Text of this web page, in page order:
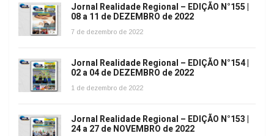
Jornal Realidade Regional – EDIÇÃO N°155 |
08 a 11 de DEZEMBRO de 2022
7 de dezembro de 2022
Jornal Realidade Regional – EDIÇÃO N°154 |
02 a 04 de DEZEMBRO de 2022
1 de dezembro de 2022
Jornal Realidade Regional – EDIÇÃO N°153 |
24 a 27 de NOVEMBRO de 2022